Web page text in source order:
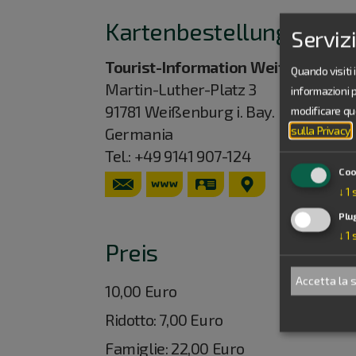
Kartenbestellung
Tourist-Information Weißenburg
Martin-Luther-Platz 3
91781 Weißenburg i. Bay.
Germania
Tel.: +49 9141 907-124
www.weissenburg.de
vCard
GPS:
49°1'53.47''N
Preis
10,00 Euro
Ridotto: 7,00 Euro
Famiglie: 22,00 Euro
Quando visiti
informazioni
modificare
sulla Privacy.
↓ 1
↓ 1
Accetta la